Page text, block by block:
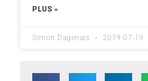
PLUS »
Simon Dagenais 2019-07-19